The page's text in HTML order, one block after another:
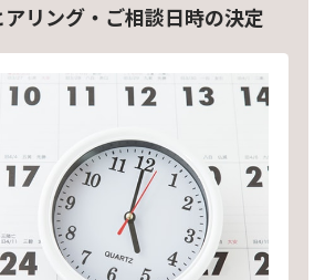
リング・ご相談日時の決定